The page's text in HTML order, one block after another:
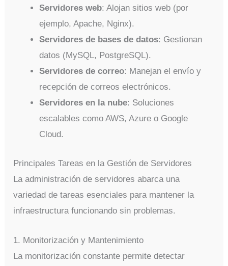
Servidores web: Alojan sitios web (por
ejemplo, Apache, Nginx).
Servidores de bases de datos: Gestionan
datos (MySQL, PostgreSQL).
Servidores de correo: Manejan el envío y
recepción de correos electrónicos.
Servidores en la nube: Soluciones
escalables como AWS, Azure o Google
Cloud.
Principales Tareas en la Gestión de Servidores
La administración de servidores abarca una
variedad de tareas esenciales para mantener la
infraestructura funcionando sin problemas.
1. Monitorización y Mantenimiento
La monitorización constante permite detectar